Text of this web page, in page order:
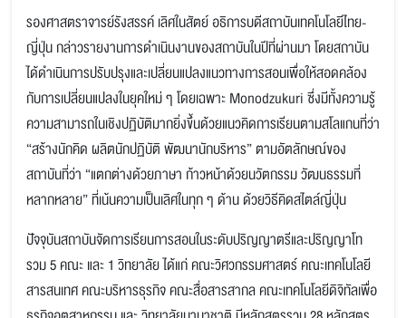
รองศาสตราจารย์รังสรรค์ เลิศในสัตย์ อธิการบดีสถาบันเทคโนโลยีไทย-
ญี่ปุ่น กล่าวรายงานการดำเนินงานของสถาบันในปีที่ผ่านมา โดยสถาบัน
ได้ดำเนินการปรับปรุงและเปลี่ยนแปลงแนวทางการสอนเพื่อให้สอดคล้อง
กับการเปลี่ยนแปลงในยุคใหม่ ๆ โดยเฉพาะ Monodzukuri ซึ่งมีทั้งความรู้
ความสามารถในเชิงปฏิบัติมากยิ่งขึ้นด้วยแนวคิดการเรียนตามสโลแกนที่ว่า
“สร้างนักคิด ผลิตนักปฏิบัติ พัฒนานักบริหาร” ตามอัตลักษณ์ของ
สถาบันที่ว่า “แตกต่างด้วยภาษา ก้าวหน้าด้วยนวัตกรรม วัฒนธรรมที่
หลากหลาย” ที่เน้นความเป็นเลิศในทุก ๆ ด้าน ด้วยวิธีคิดสไตล์ญี่ปุ่น
ปัจจุบันสถาบันจัดการเรียนการสอนในระดับปริญญาตรีและปริญญาโท
รวม 5 คณะ และ 1 วิทยาลัย ได้แก่ คณะวิศวกรรมศาสตร์ คณะเทคโนโลยี
สารสนเทศ คณะบริหารธุรกิจ คณะสื่อสารสากล คณะเทคโนโลยีดิจิทัลเพื่อ